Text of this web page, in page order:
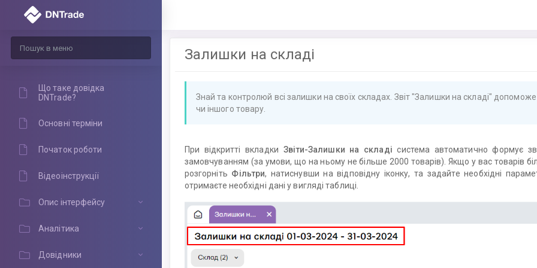
Що таке довідка
DNTrade?
Основні терміни
Початок роботи
Відеоінструкції
Опис інтерфейсу
Аналітика
Довідники
Залишки на складі
Знай та контролюй всі залишки на своїх складах. Звіт "Залишки на складі"
чи іншого товару.
При відкритті вкладки Звіти-Залишки на складі система автоматично формує
замовчуванням (за умови, що на ньому не більше 2000 товарів). Якщо у вас товарів
розгорніть Фільтри, натиснувши на відповідну іконку, та задайте необхідні
отримаєте необхідні дані у вигляді таблиці.